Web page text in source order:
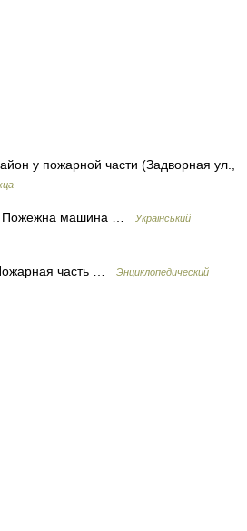
у пожарной части (Задворная ул.,
Пожежна машина …
Український
часть …
Энциклопедический